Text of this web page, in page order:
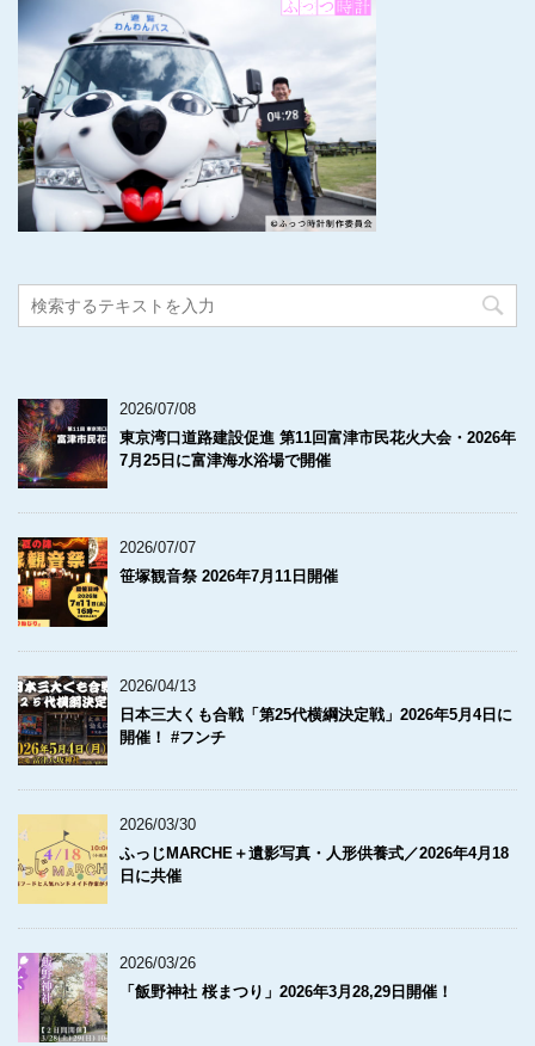
2026/07/08
東京湾口道路建設促進 第11回富津市民花火大会・2026年
7月25日に富津海水浴場で開催
2026/07/07
笹塚観音祭 2026年7月11日開催
2026/04/13
日本三大くも合戦「第25代横綱決定戦」2026年5月4日に
開催！ #フンチ
2026/03/30
ふっじMARCHE＋遺影写真・人形供養式／2026年4月18
日に共催
2026/03/26
「飯野神社 桜まつり」2026年3月28,29日開催！